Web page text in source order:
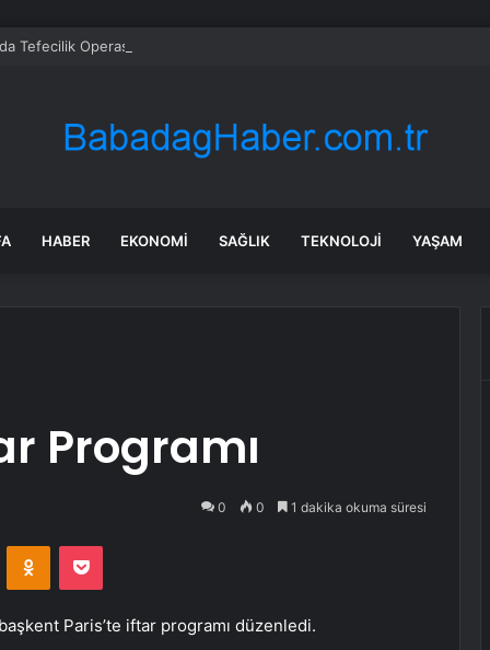
Tefecilik Operasyonu: 7 Gözaltı
HABER EKONOMI SAĞLIK TEKNOLOJI YAŞAM
Programı
0 0 1 dakika okuma süresi
Odnoklassniki
Pocket
Paris’te iftar programı düzenledi.